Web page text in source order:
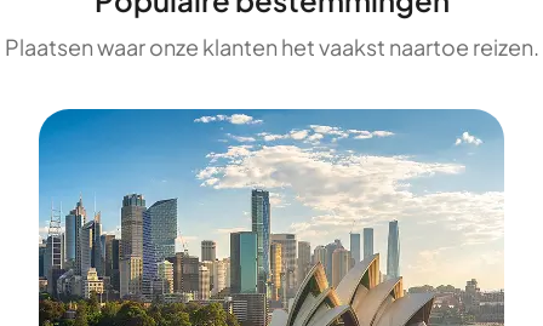
Plaatsen waar onze klanten het vaakst naartoe reizen.